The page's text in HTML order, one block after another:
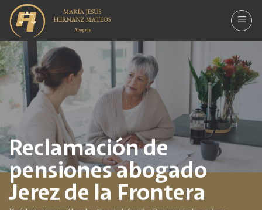
Saltar
contenido
Reclamación de
pensiones abogado
Jerez de la Frontera